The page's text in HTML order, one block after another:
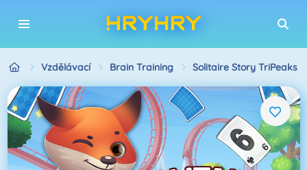
Vzdělávací Brain Training Solitaire Story TriPeaks 2